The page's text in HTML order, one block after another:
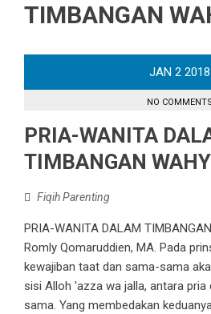
TIMBANGAN
JAN 2 2018
NO COMMENTS
PRIA-WANITA
TIMBANGAN
Fiqih Parenting
PRIA-WANITA DALAM
Romly Qomaruddien, MA. Pada
kewajiban taat dan sama-sama
sisi Alloh 'azza wa jalla, antara pria
sama. Yang membedakan